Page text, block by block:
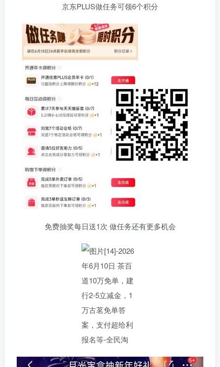
京东PLUS做任务可领6个积分
免费抽奖每日送1次 做任务还有更多机会